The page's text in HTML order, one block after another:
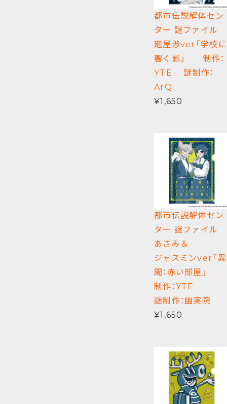
都市伝説解体セン
ター 謎ファイル
廻屋渉ver「学校に
響く影」 制作：
YTE 謎制作：
ArQ
¥1,650
都市伝説解体セン
ター 謎ファイル
あざみ＆
ジャスミンver「異
聞：赤い部屋」
制作：YTE
謎制作：幽実院
¥1,650